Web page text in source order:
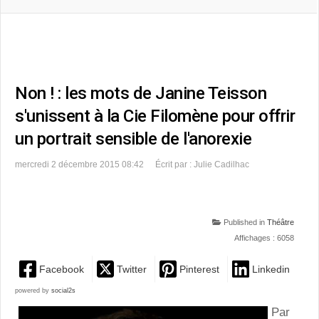
Non ! : les mots de Janine Teisson
s'unissent à la Cie Filomène pour offrir
un portrait sensible de l'anorexie
mercredi 2 décembre 2015 08:42 Écrit par : Julie Cadilhac
Published in Théâtre
Affichages : 6058
Facebook Twitter Pinterest Linkedin
powered by social2s
Par